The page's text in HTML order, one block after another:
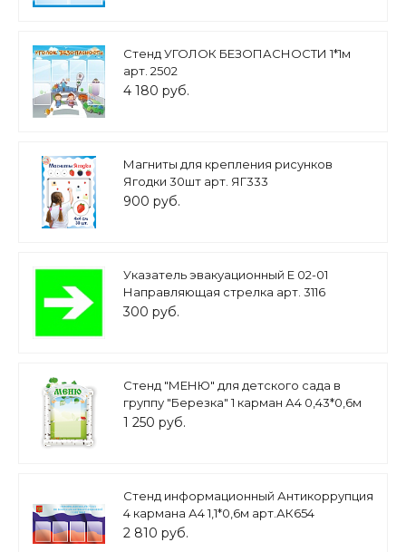
Стенд УГОЛОК БЕЗОПАСНОСТИ 1*1м
арт. 2502
4 180 руб.
Магниты для крепления рисунков
Ягодки 30шт арт. ЯГ333
900 руб.
Указатель эвакуационный Е 02-01
Направляющая стрелка арт. 3116
300 руб.
Стенд "МЕНЮ" для детского сада в
группу "Березка" 1 карман А4 0,43*0,6м
арт. ДС1101
1 250 руб.
Стенд информационный Антикоррупция
4 кармана А4 1,1*0,6м арт.АК654
2 810 руб.